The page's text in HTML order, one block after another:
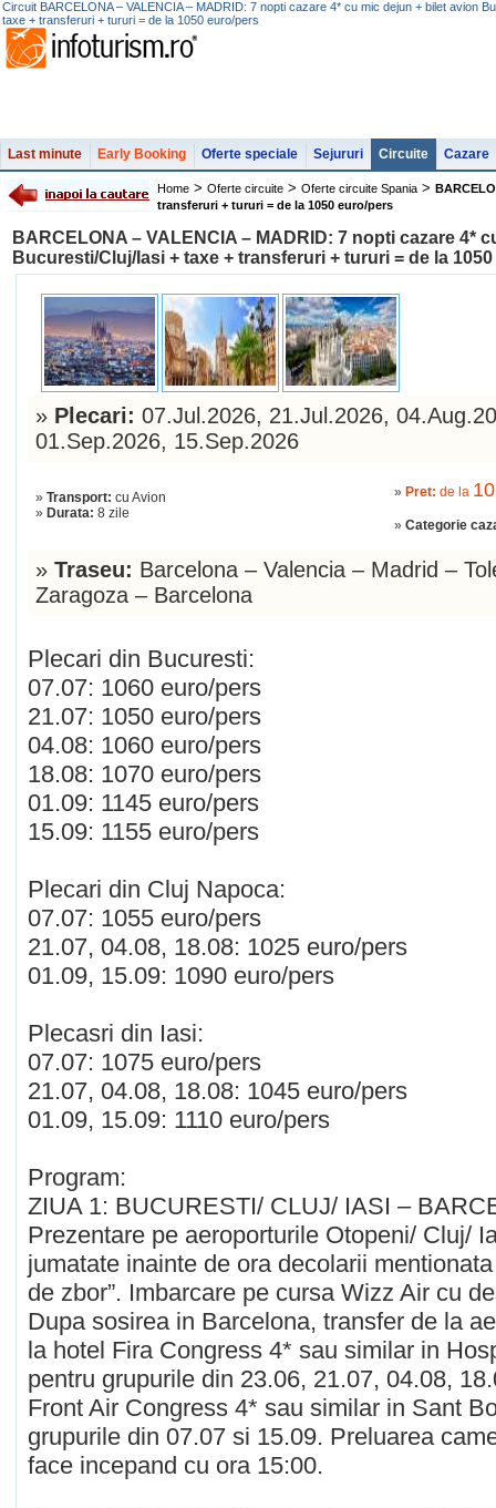
Circuit BARCELONA – VALENCIA – MADRID: 7 nopti cazare 4* cu mic dejun + bilet avion
taxe + transferuri + tururi = de la 1050 euro/pers
Last minute Early Booking Oferte speciale Sejururi Circuite Cazare
Home > Oferte circuite > Oferte circuite Spania >
transferuri + tururi = de la 1050 euro/pers
BARCELONA – VALENCIA – MADRID: 7 nopti cazare 4*
Bucuresti/Cluj/Iasi + taxe + transferuri + tururi = de la
» Plecari: 07.Jul.2026, 21.Jul.2026,
01.Sep.2026, 15.Sep.2026
» Transport: cu Avion
» Durata: 8 zile
» Pret: de la
» Categorie
» Traseu: Barcelona – Valencia – Madrid –
Zaragoza – Barcelona
Plecari din Bucuresti:
07.07: 1060 euro/pers
21.07: 1050 euro/pers
04.08: 1060 euro/pers
18.08: 1070 euro/pers
01.09: 1145 euro/pers
15.09: 1155 euro/pers
Plecari din Cluj Napoca:
07.07: 1055 euro/pers
21.07, 04.08, 18.08: 1025 euro/pers
01.09, 15.09: 1090 euro/pers
Plecasri din Iasi:
07.07: 1075 euro/pers
21.07, 04.08, 18.08: 1045 euro/pers
01.09, 15.09: 1110 euro/pers
Program:
ZIUA 1: BUCURESTI/ CLUJ/ IASI –
Prezentare pe aeroporturile Otopeni/ Cluj/
jumatate inainte de ora decolarii
de zbor”. Imbarcare pe cursa Wizz Air cu
Dupa sosirea in Barcelona, transfer de la
la hotel Fira Congress 4* sau similar in
pentru grupurile din 23.06, 21.07, 04.08,
Front Air Congress 4* sau similar in Sant
grupurile din 07.07 si 15.09. Preluarea
face incepand cu ora 15:00.